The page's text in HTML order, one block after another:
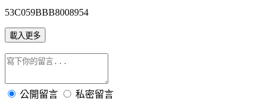
53C059BBB8008954
載入更多
公開留言 私密留言